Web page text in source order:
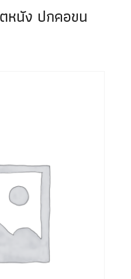
หนัง ปกคอขน